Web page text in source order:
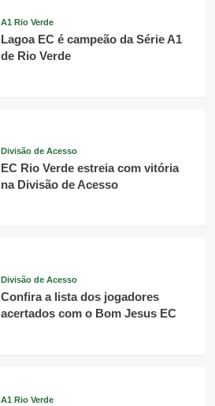
A1 Rio Verde
Lagoa EC é campeão da Série A1
de Rio Verde
Divisão de Acesso
EC Rio Verde estreia com vitória
na Divisão de Acesso
Divisão de Acesso
Confira a lista dos jogadores
acertados com o Bom Jesus EC
A1 Rio Verde